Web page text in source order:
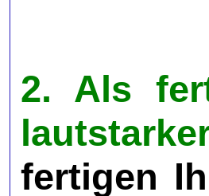
2. Als
fertigen